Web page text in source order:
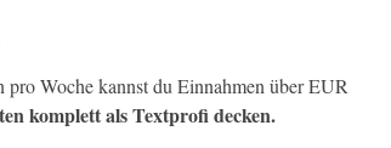
Woche kannst du Einnahmen über EUR
komplett als Textprofi decken.